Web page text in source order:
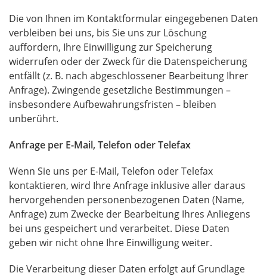
Die von Ihnen im Kontaktformular eingegebenen Daten
verbleiben bei uns, bis Sie uns zur Löschung
auffordern, Ihre Einwilligung zur Speicherung
widerrufen oder der Zweck für die Datenspeicherung
entfällt (z. B. nach abgeschlossener Bearbeitung Ihrer
Anfrage). Zwingende gesetzliche Bestimmungen –
insbesondere Aufbewahrungsfristen – bleiben
unberührt.
Anfrage per E-Mail, Telefon oder Telefax
Wenn Sie uns per E-Mail, Telefon oder Telefax
kontaktieren, wird Ihre Anfrage inklusive aller daraus
hervorgehenden personenbezogenen Daten (Name,
Anfrage) zum Zwecke der Bearbeitung Ihres Anliegens
bei uns gespeichert und verarbeitet. Diese Daten
geben wir nicht ohne Ihre Einwilligung weiter.
Die Verarbeitung dieser Daten erfolgt auf Grundlage